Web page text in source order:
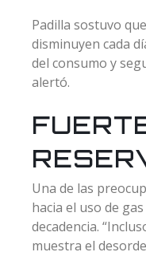
Padilla sostuvo
disminuyen cada
del consumo y
alertó.
Una de las
hacia el uso de
decadencia.
muestra el